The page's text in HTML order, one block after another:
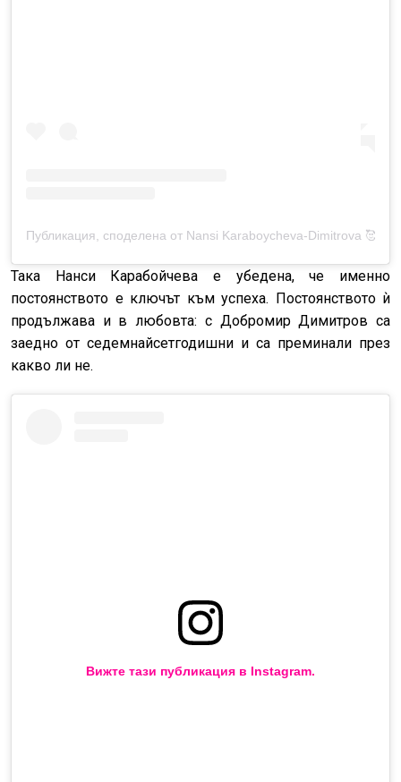
Публикация, споделена от Nansi Karaboycheva-Dimitrova 🥰
Така Нанси Карабойчева е убедена, че именно
постоянството е ключът към успеха. Постоянството ѝ
продължава и в любовта: с Добромир Димитров са
заедно от седемнайсетгодишни и са преминали през
какво ли не.
Вижте тази публикация в Instagram.